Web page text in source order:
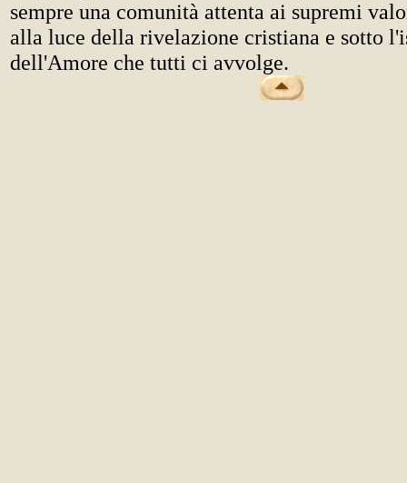
sempre una comunità attenta ai supremi
alla luce della rivelazione cristiana e sotto
dell'Amore che tutti ci avvolge.